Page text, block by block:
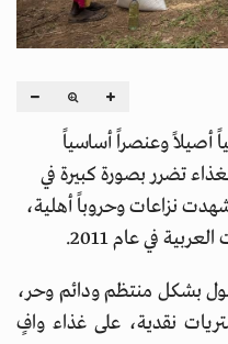
أصيلاً وعنصراً أساسياً
تضرر بصورة كبيرة في
نزاعات وحروباً أهلية،
بشكل منتظم ودائم وحر،
نقدية، على غذاء وافٍ